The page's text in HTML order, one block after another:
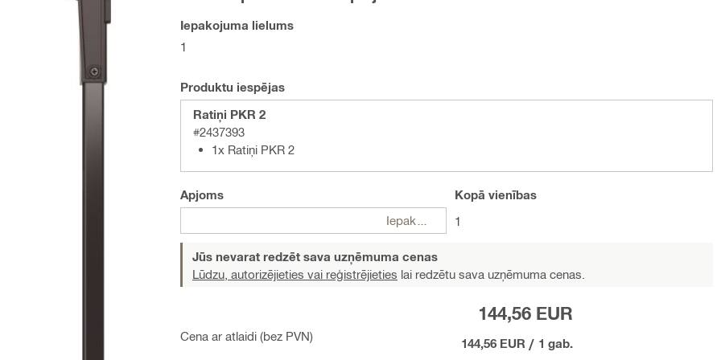
Iepakojuma lielums
1
Produktu iespējas
Ratiņi PKR 2
#2437393
1x Ratiņi PKR 2
Apjoms
Iepakojumi
Kopā vienības
1
Jūs nevarat redzēt sava uzņēmuma cenas
Lūdzu, autorizējieties vai reģistrējieties lai redzētu sava uzņēmuma cenas.
Cena ar atlaidi (bez PVN)
144,56 EUR
144,56 EUR / 1 gab.